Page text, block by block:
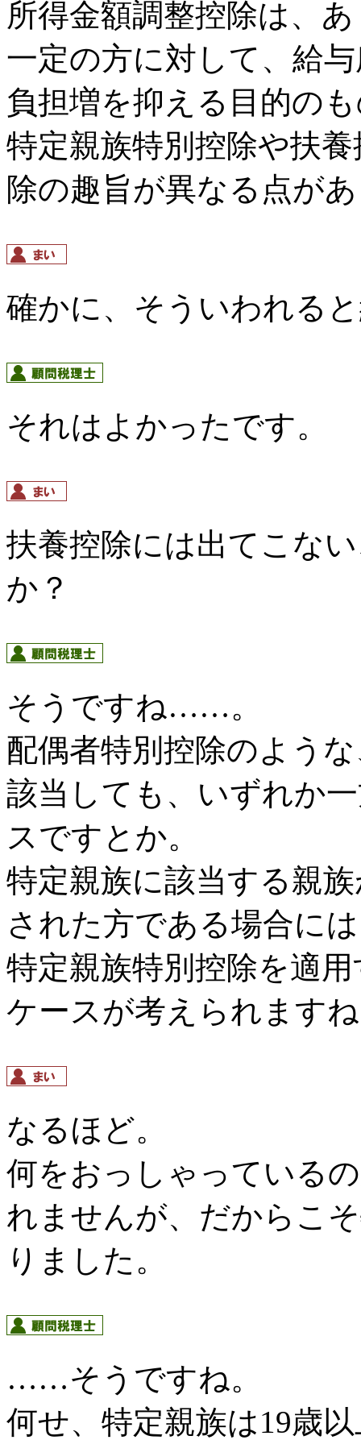
所得金額調整控除は、
一定の方に対して、給
負担増を抑える目的の
特定親族特別控除や扶
除の趣旨が異なる点が
確かに、そういわれる
それはよかったです。
扶養控除には出てこな
か？
そうですね……。
配偶者特別控除のよう
該当しても、いずれか
スですとか。
特定親族に該当する親
された方である場合に
特定親族特別控除を適
ケースが考えられます
なるほど。
何をおっしゃっている
れませんが、だからこ
りました。
……そうですね。
何せ、特定親族は19歳